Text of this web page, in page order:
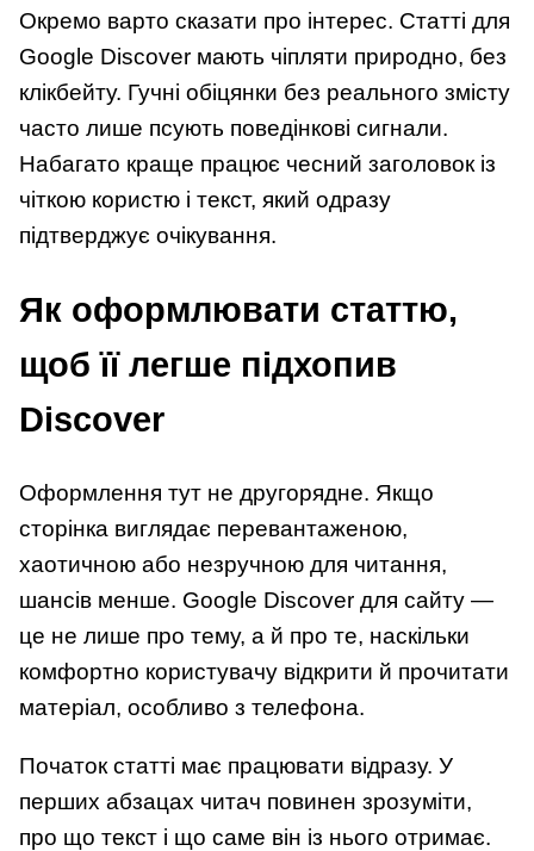
Окремо варто сказати про інтерес. Статті для
Google Discover мають чіпляти природно, без
клікбейту. Гучні обіцянки без реального змісту
часто лише псують поведінкові сигнали.
Набагато краще працює чесний заголовок із
чіткою користю і текст, який одразу
підтверджує очікування.
Як оформлювати статтю,
щоб її легше підхопив
Discover
Оформлення тут не другорядне. Якщо
сторінка виглядає перевантаженою,
хаотичною або незручною для читання,
шансів менше. Google Discover для сайту —
це не лише про тему, а й про те, наскільки
комфортно користувачу відкрити й прочитати
матеріал, особливо з телефона.
Початок статті має працювати відразу. У
перших абзацах читач повинен зрозуміти,
про що текст і що саме він із нього отримає.